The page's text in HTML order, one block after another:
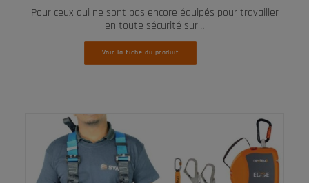
Pour ceux qui ne sont pas encore équipés pour travailler
en toute sécurité sur…
Voir la fiche du produit